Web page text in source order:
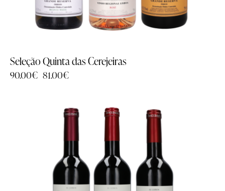
Seleção Quinta das Cerejeiras
90.00€ 81.00€